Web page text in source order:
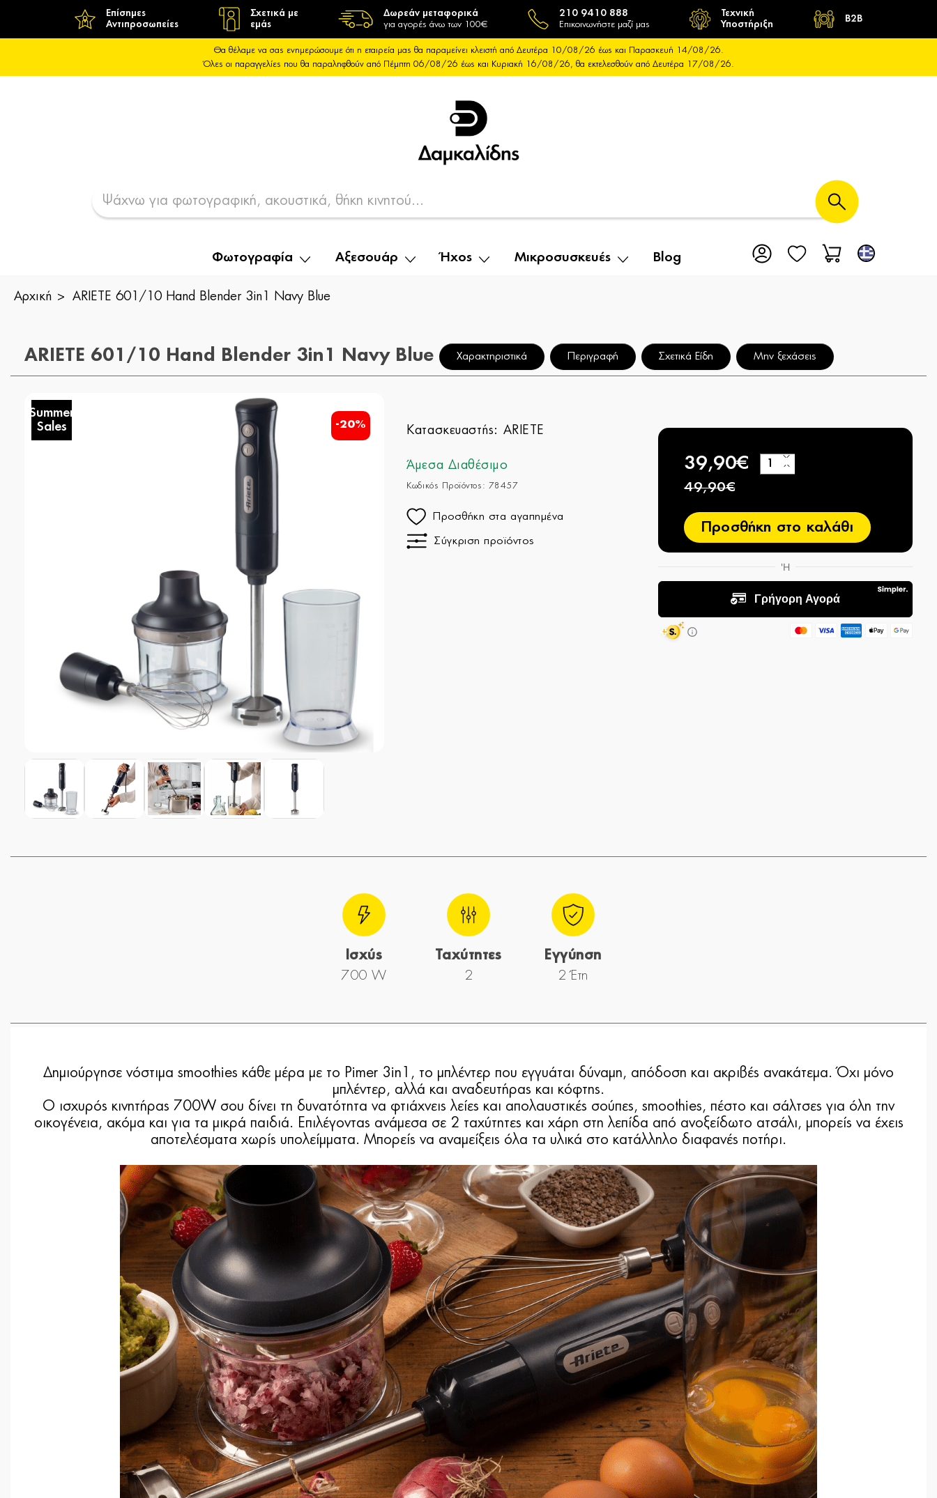
Επίσημες
Αντιπροσωπείες
Σχετικά με
εμάς
Δωρεάν μεταφορικά
για αγορές άνω των 100€
210 9410 888
Επικοινωνήστε μαζί μας
Τεχνική
Υποστήριξη
B2B
Θα θέλαμε να σας ενημερώσουμε ότι η εταιρεία μας θα παραμείνει κλειστή από Δευτέρα 10/08/26 έως και Παρασκευή 14/08/26.
Όλες οι παραγγελίες που θα παραληφθούν από Πέμπτη 06/08/26 έως και Κυριακή 16/08/26, θα εκτελεσθούν από Δευτέρα 17/08/26.
Φωτογραφία Αξεσουάρ Ήχος Μικροσυσκευές Blog
Αρχική ARIETE 601/10 Hand Blender 3in1 Navy Blue
ARIETE 601/10 Hand Blender 3in1 Navy Blue Χαρακτηριστικά Περιγραφή Σχετικά Είδη Μην ξεχάσεις
Summer
Sales
-20% Κατασκευαστής: ARIETE
Άμεσα Διαθέσιμο
Κωδικός Προϊόντος: 78457
Προσθήκη στα αγαπημένα
Σύγκριση προϊόντος
39,90€
49,90€
−
+
Προσθήκη στο καλάθι
Ισχύς
700 W
Ταχύτητες
2
Εγγύηση
2 Έτη
Δημιούργησε νόστιμα smoothies κάθε μέρα με το Pimer 3in1, το μπλέντερ που εγγυάται δύναμη, απόδοση και ακριβές ανακάτεμα. Όχι μόνο
μπλέντερ, αλλά και αναδευτήρας και κόφτης.
Ο ισχυρός κινητήρας 700W σου δίνει τη δυνατότητα να φτιάχνεις λείες και απολαυστικές σούπες, smoothies, πέστο και σάλτσες για όλη την
οικογένεια, ακόμα και για τα μικρά παιδιά. Επιλέγοντας ανάμεσα σε 2 ταχύτητες και χάρη στη λεπίδα από ανοξείδωτο ατσάλι, μπορείς να έχεις
αποτελέσματα χωρίς υπολείμματα. Μπορείς να αναμείξεις όλα τα υλικά στο κατάλληλο διαφανές ποτήρι.